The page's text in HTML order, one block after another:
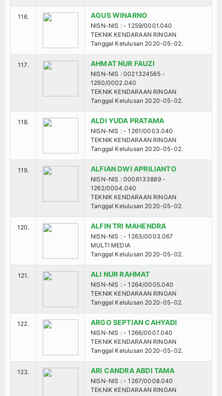
116. AGUS WINARNO
NISN-NIS : - 1259/0001.040
TEKNIK KENDARAAN RINGAN
Tanggal Kelulusan 2020-05-02.
117. AHMAT NUR FAUZI
NISN-NIS : 0021324565 -
1260/0002.040
TEKNIK KENDARAAN RINGAN
Tanggal Kelulusan 2020-05-02.
118. ALDI YUDA PRATAMA
NISN-NIS : - 1261/0003.040
TEKNIK KENDARAAN RINGAN
Tanggal Kelulusan 2020-05-02.
119. ALFIAN DWI APRILIANTO
NISN-NIS : 0006133889 -
1262/0004.040
TEKNIK KENDARAAN RINGAN
Tanggal Kelulusan 2020-05-02.
120. ALFIN TRI MAHENDRA
NISN-NIS : - 1263/0003.067
MULTI MEDIA
Tanggal Kelulusan 2020-05-02.
121. ALI NUR RAHMAT
NISN-NIS : - 1264/0005.040
TEKNIK KENDARAAN RINGAN
Tanggal Kelulusan 2020-05-02.
122. ARGO SEPTIAN CAHYADI
NISN-NIS : - 1266/0007.040
TEKNIK KENDARAAN RINGAN
Tanggal Kelulusan 2020-05-02.
123. ARI CANDRA ABDI TAMA
NISN-NIS : - 1267/0008.040
TEKNIK KENDARAAN RINGAN